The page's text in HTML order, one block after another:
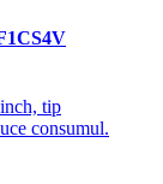
tip
consumul.